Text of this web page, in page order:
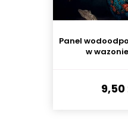
Panel
w
9,50